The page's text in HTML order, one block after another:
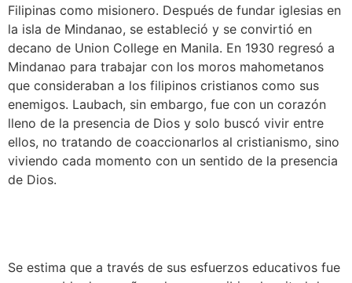
Filipinas como misionero. Después de fundar iglesias en
la isla de Mindanao, se estableció y se convirtió en
decano de Union College en Manila. En 1930 regresó a
Mindanao para trabajar con los moros mahometanos
que consideraban a los filipinos cristianos como sus
enemigos. Laubach, sin embargo, fue con un corazón
lleno de la presencia de Dios y solo buscó vivir entre
ellos, no tratando de coaccionarlos al cristianismo, sino
viviendo cada momento con un sentido de la presencia
de Dios.
Se estima que a través de sus esfuerzos educativos fue